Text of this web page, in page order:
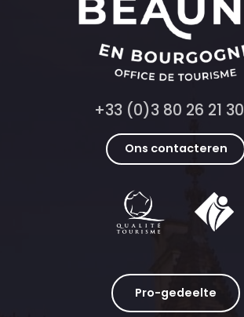
+33 (0)3 80 26 21 30
Ons contacteren
Pro-gedeelte